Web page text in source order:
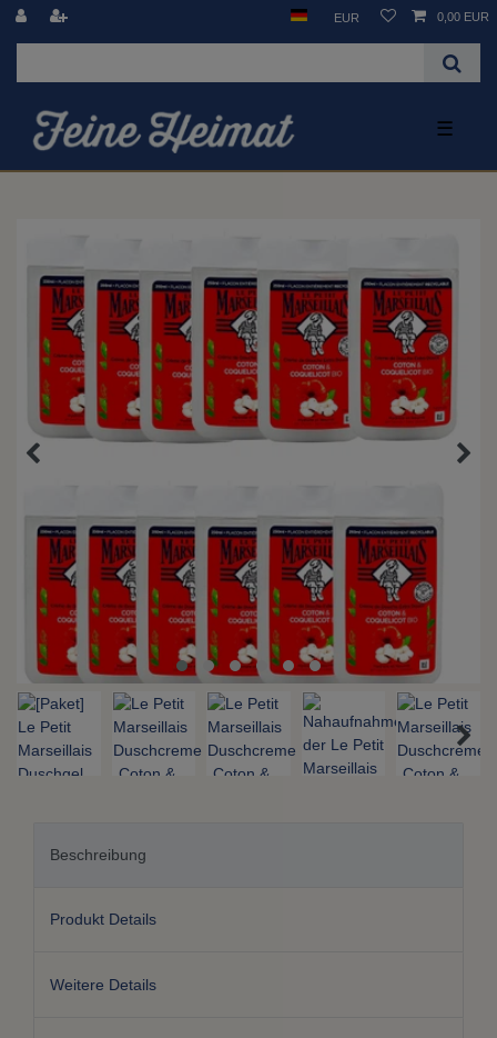
EUR 0,00 EUR
☰
Beschreibung
Produkt Details
Weitere Details